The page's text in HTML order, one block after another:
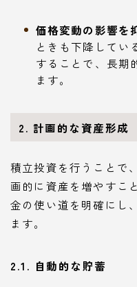
価格変動の影響を
ときも下降してい
することで、長期
ます。
2. 計画的な資産形成
積立投資を行うことで
画的に資産を増やすこ
金の使い道を明確にし
ます。
2.1. 自動的な貯蓄